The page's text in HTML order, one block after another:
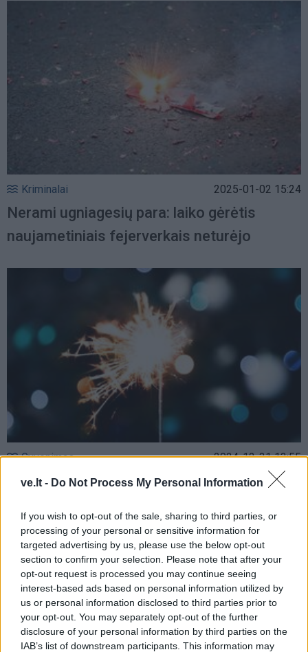
ve.lt - Do Not Process My Personal Information
If you wish to opt-out of the sale, sharing to third parties, or
processing of your personal or sensitive information for
targeted advertising by us, please use the below opt-out
section to confirm your selection. Please note that after your
opt-out request is processed you may continue seeing
interest-based ads based on personal information utilized by
us or personal information disclosed to third parties prior to
your opt-out. You may separately opt-out of the further
disclosure of your personal information by third parties on the
IAB’s list of downstream participants. This information may
Kriminalai 2025-01-02 15:24
Nerami ugniagesių para: laiko gėrėtis
naujametiniais fejerverkais neturėjo
Gyvenimas 2024-12-31 13:55
Fejerverkai – ir džiaugsmas, ir atsakomybė: